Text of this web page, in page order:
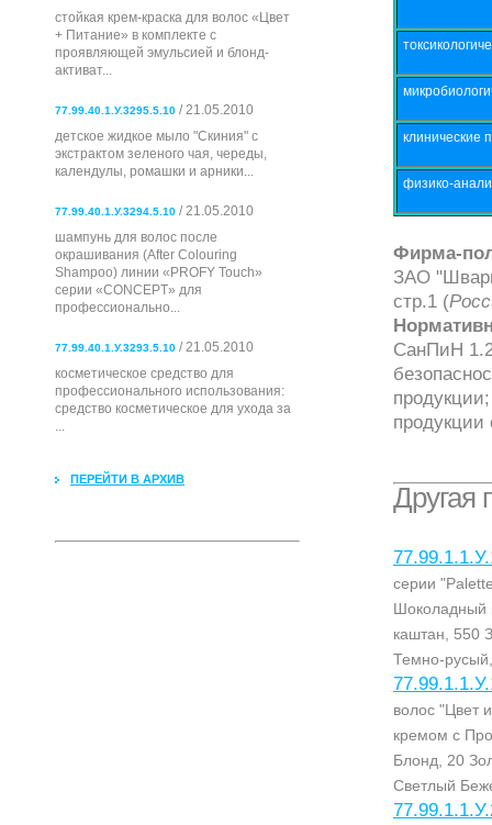
стойкая крем-краска для волос «Цвет
+ Питание» в комплекте с
проявляющей эмульсией и блонд-
активат...
77.99.40.1.У.3295.5.10 / 21.05.2010
детское жидкое мыло "Скиния" с
экстрактом зеленого чая, череды,
календулы, ромашки и арники...
77.99.40.1.У.3294.5.10 / 21.05.2010
шампунь для волос после
окрашивания (After Colouring
Shampoo) линии «PROFY Touch»
серии «CONCEPT» для
профессионально...
77.99.40.1.У.3293.5.10 / 21.05.2010
косметическое средство для
профессионального использования:
cредство косметическое для ухода за
...
ПЕРЕЙТИ В АРХИВ
клинические
физико-
Фирма-
ЗАО
стр.1 (
СанПиН
продукции
Другая
серии
Шоколадный
каштан, 550
Темно-
волос "Цвет
кремом с
Блонд, 20
Светлый